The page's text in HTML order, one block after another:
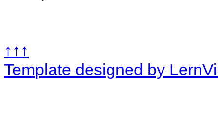
↑↑↑
Template designed by